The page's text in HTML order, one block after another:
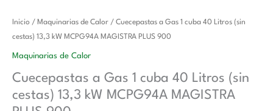
Inicio / Maquinarias de Calor / Cuecepastas a Gas 1 cuba 40 Litros (sin
cestas) 13,3 kW MCPG94A MAGISTRA PLUS 900
Maquinarias de Calor
Cuecepastas a Gas 1 cuba 40 Litros (sin
cestas) 13,3 kW MCPG94A MAGISTRA
El
precio
original
3.782,00 €.
El
precio
2.409,00 €.
Cuecepastas
a
Gas
cuba
40
Litros